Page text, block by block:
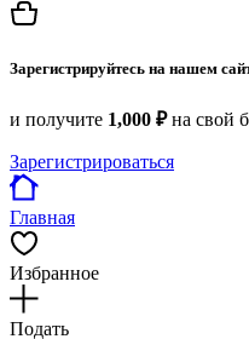
Зарегистрируйтесь на нашем
и получите 1,000 ₽на свой
Зарегистрироваться
Главная
Избранное
Подать